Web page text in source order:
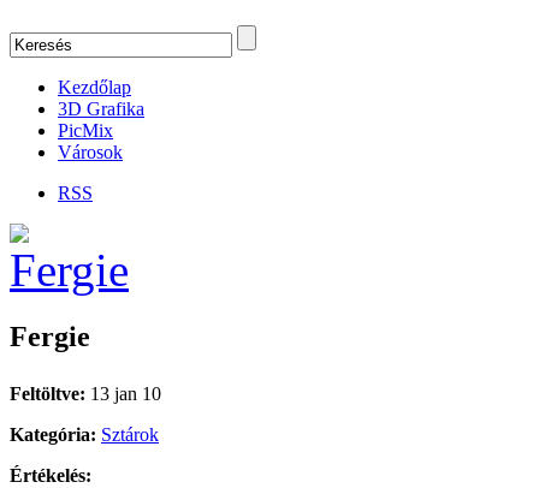
Kezdőlap
3D Grafika
PicMix
Városok
RSS
Fergie
Feltöltve: 13 jan 10
Kategória: Sztárok
Értékelés: